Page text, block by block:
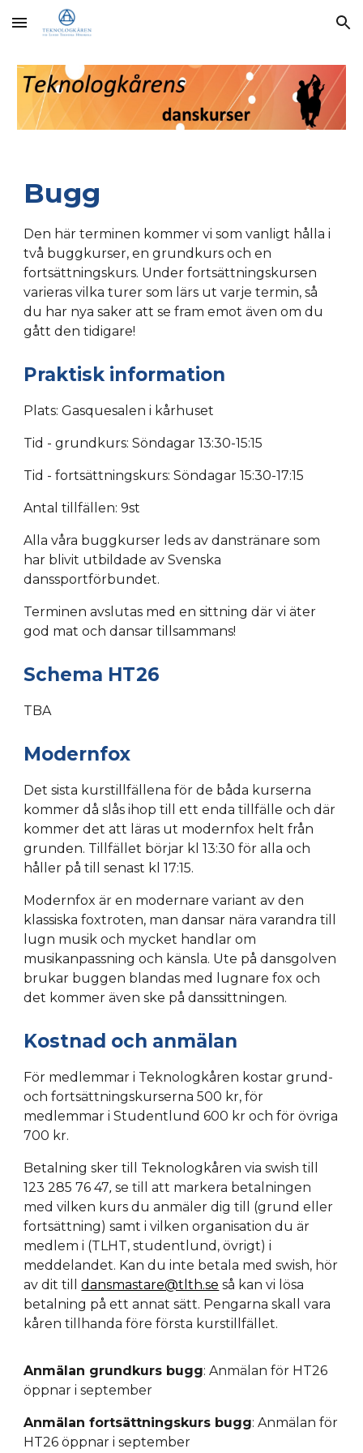
Skip to main content Skip to navigation
Bugg
Den här terminen kommer vi som vanligt hålla i
två buggkurser, en grundkurs och en
fortsättningskurs. Under fortsättningskursen
varieras vilka turer som lärs ut varje termin, så
du har nya saker att se fram emot även om du
gått den tidigare!
Praktisk information
Plats:Gasquesalen i kårhuset
Tid - grundkurs:Söndagar 13:30-15:15
Tid -fortsättningskurs:Söndagar 15:30-17:15
Antal tillfällen: 9st
Alla våra buggkurser leds av danstränare som
har blivit utbildade av Svenska
danssportförbundet.
Terminen avslutas med en sittning där vi äter
god mat och dansar tillsammans!
Schema HT26
TBA
Modernfox
Det sista kurstillfällena för de båda kurserna
kommer då slås ihop till ett enda tillfälle och där
kommer det att läras ut modernfox helt från
grunden. Tillfället börjar kl 13:30 för alla och
håller på till senast kl 17:15.
Modernfox är en modernare variant av den
klassiska foxtroten, man dansar nära varandra till
lugn musik och mycket handlar om
musikanpassning och känsla. Ute på dansgolven
brukar buggen blandas med lugnare fox och
det kommer även ske på danssittningen.
Kostnad och anmälan
För medlemmar i Teknologkåren kostar grund-
och fortsättningskurserna 500 kr, för
medlemmar i Studentlund 600 kr och för övriga
700 kr.
Betalning sker till Teknologkåren via swish till
123 285 76 47,se till att markera betalningen
medvilken kurs du anmäler dig till (grund eller
fortsättning) samt i vilken organisation du är
medlem i (TLHT, studentlund, övrigt) i
meddelandet. Kan du inte betala med swish, hör
av dit tilldansmastare@tlth.se så kan vi lösa
betalning på ett annat sätt. Pengarna skall vara
kåren tillhanda före första kurstillfället.
Anmälan grundkurs bugg: Anmälan för HT26
öppnar iseptember
Anmälan fortsättningskurs bugg: Anmälan för
HT26 öppnar iseptember